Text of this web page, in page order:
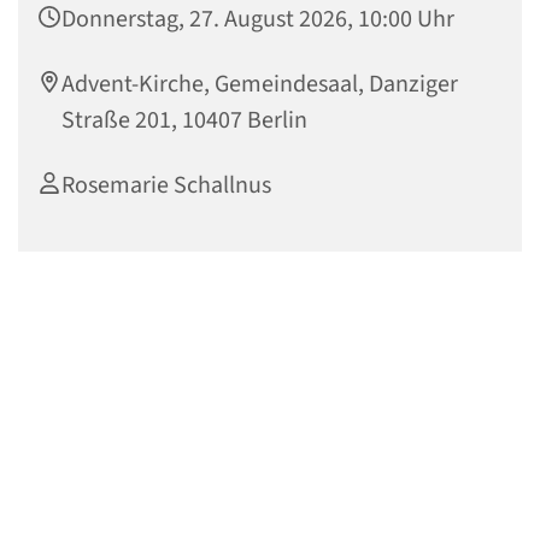
Donnerstag, 27. August 2026, 10:00 Uhr
Advent-Kirche, Gemeindesaal, Danziger
Straße 201, 10407 Berlin
Rosemarie Schallnus